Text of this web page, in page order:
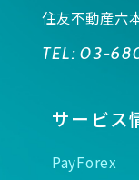
住友不動産六
TEL: 03-
サービス
PayForex